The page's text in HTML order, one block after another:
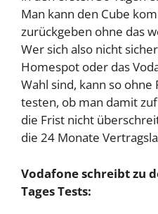
Man kann den Cube
zurückgeben ohne das
Wer sich also nicht
Homespot oder das
Wahl sind, kann so
testen, ob man damit
die Frist nicht
die 24 Monate
Vodafone schreibt zu
Tages Tests: